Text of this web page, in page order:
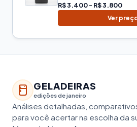
R$ 3.400 - R$ 3.800
Ver
GELADEIRAS
edições de janeiro
Análises detalhadas,
para você acertar na escolha da